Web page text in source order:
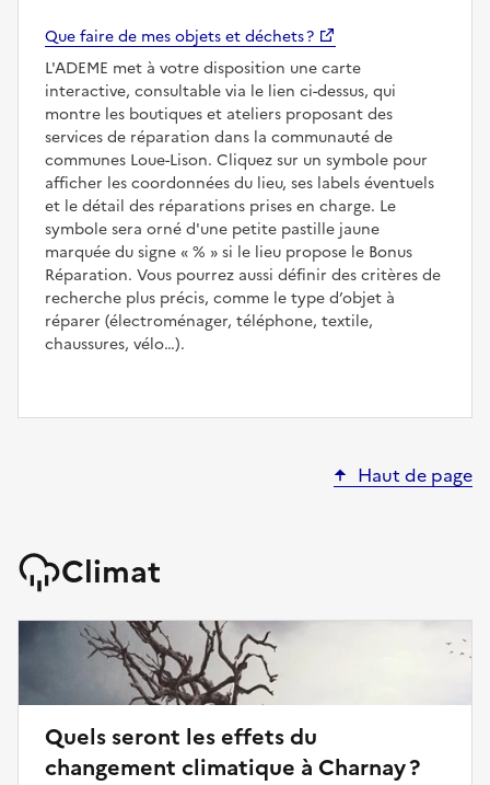
Que faire de mes objets et déchets ?
L'ADEME met à votre disposition une carte
interactive, consultable via le lien ci-dessus, qui
montre les boutiques et ateliers proposant des
services de réparation dans la communauté de
communes Loue-Lison. Cliquez sur un symbole pour
afficher les coordonnées du lieu, ses labels éventuels
et le détail des réparations prises en charge. Le
symbole sera orné d'une petite pastille jaune
marquée du signe
%
si le lieu propose le Bonus
Réparation. Vous pourrez aussi définir des critères de
recherche plus précis, comme le type d’objet à
réparer (électroménager, téléphone, textile,
chaussures, vélo…).
Haut de page
Climat
Quels seront les effets du
changement climatique à Charnay ?